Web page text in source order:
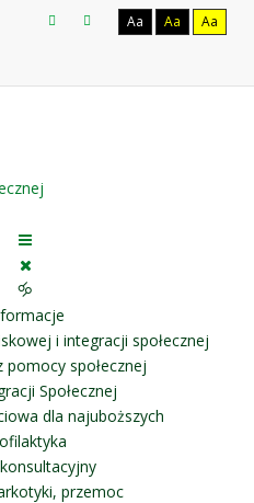
Aa Aa Aa
🝰
i integracji społecznej
pomocy społecznej
Społecznej
dla najuboższych
przemoc